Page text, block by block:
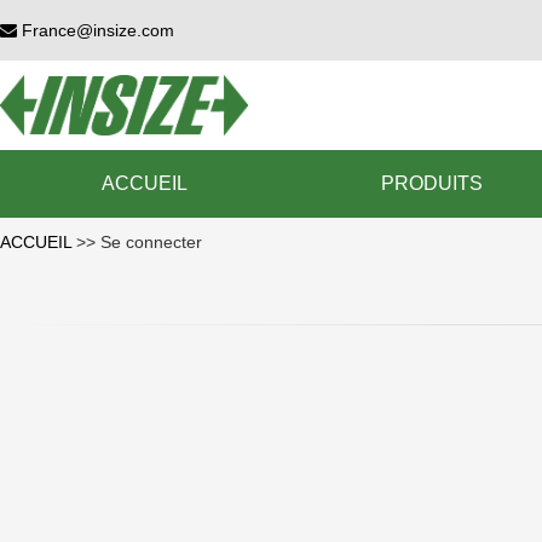
France@insize.com
ACCUEIL PRODUITS
ACCUEIL >> Se connecter